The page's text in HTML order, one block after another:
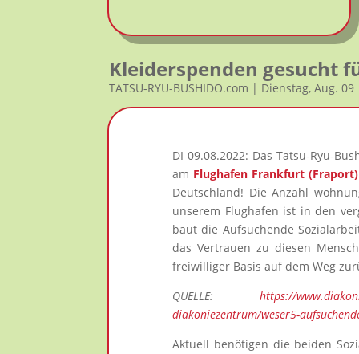
Kleiderspenden gesucht
TATSU-RYU-BUSHIDO.com | Dienstag, Aug. 09
DI 09.08.2022: Das Tatsu-Ryu-
am Flughafen Frankfurt (Fraport)
Deutschland! Die Anzahl
unserem Flughafen ist in den
baut die Aufsuchende
das Vertrauen zu diesen
freiwilliger Basis auf dem Weg
QUELLE:https://
diakoniezentrum/weser5-
Aktuell benötigen die beiden